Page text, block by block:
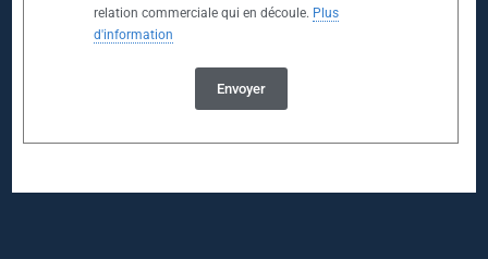
relation commerciale qui en découle. Plus
d'information